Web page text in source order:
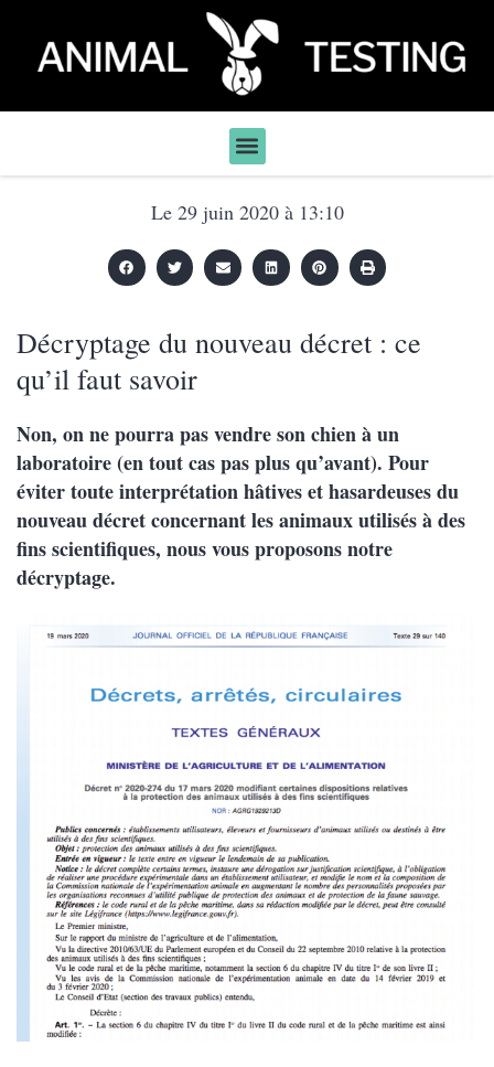
Le 29 juin 2020 à 13:10
Décryptage du nouveau décret : ce
qu’il faut savoir
Non, on ne pourra pas vendre son chien à un
laboratoire (en tout cas pas plus qu’avant). Pour
éviter toute interprétation hâtives et hasardeuses du
nouveau décret concernant les animaux utilisés à des
fins scientifiques, nous vous proposons notre
décryptage.